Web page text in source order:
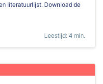
literatuurlijst. Download de
Leestijd: 4 min.